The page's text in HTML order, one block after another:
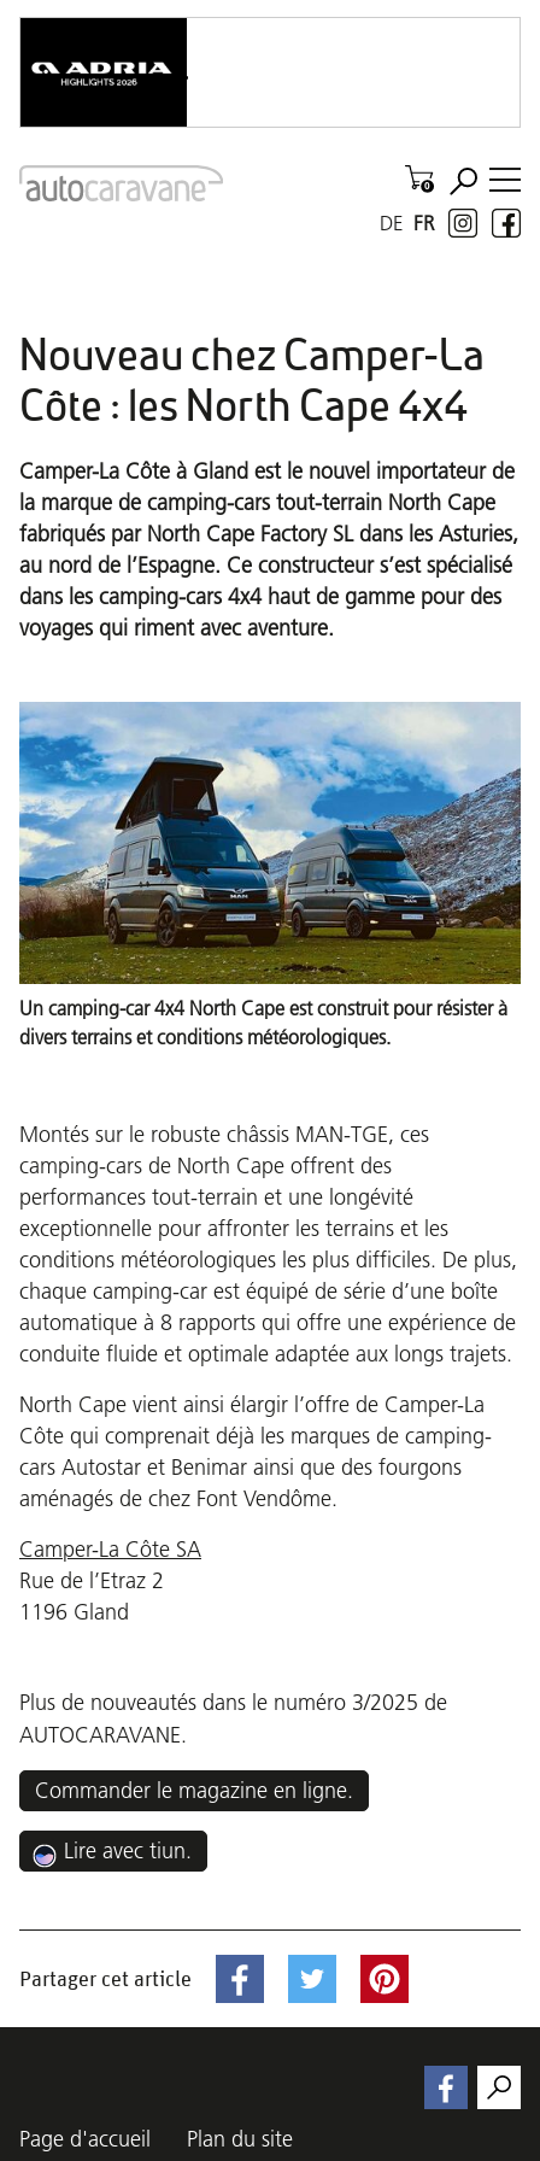
FR
DE
Nouveau chez Camper-La
Côte : les North Cape 4x4
Camper-La Côte à Gland est le nouvel importateur de
la marque de camping-cars tout-terrain North Cape
fabriqués par North Cape Factory SL dans les Asturies,
au nord de l’Espagne. Ce constructeur s’est spécialisé
dans les camping-cars 4x4 haut de gamme pour des
voyages qui riment avec aventure.
Un camping-car 4x4 North Cape est construit pour résister à
divers terrains et conditions météorologiques.
Montés sur le robuste châssis MAN-TGE, ces
camping-cars de North Cape offrent des
performances tout-terrain et une longévité
exceptionnelle pour affronter les terrains et les
conditions météorologiques les plus difficiles. De plus,
chaque camping-car est équipé de série d’une boîte
automatique à 8 rapports qui offre une expérience de
conduite fluide et optimale adaptée aux longs trajets.
North Cape vient ainsi élargir l’offre de Camper-La
Côte qui comprenait déjà les marques de camping-
cars Autostar et Benimar ainsi que des fourgons
aménagés de chez Font Vendôme.
Camper-La Côte SA
Rue de l’Etraz 2
1196 Gland
Plus de nouveautés dans le numéro 3/2025 de
AUTOCARAVANE.
Commander le magazine en ligne.
Lire avec tiun.
Partager cet article
Page d'accueil Plan du site